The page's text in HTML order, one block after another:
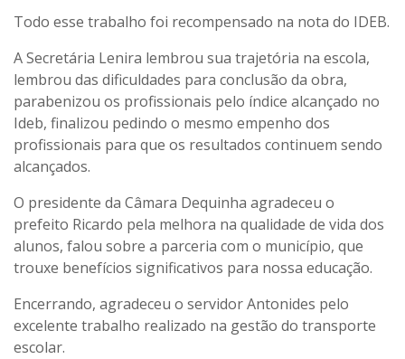
Todo esse trabalho foi recompensado na nota do IDEB.
A Secretária Lenira lembrou sua trajetória na escola,
lembrou das dificuldades para conclusão da obra,
parabenizou os profissionais pelo índice alcançado no
Ideb, finalizou pedindo o mesmo empenho dos
profissionais para que os resultados continuem sendo
alcançados.
O presidente da Câmara Dequinha agradeceu o
prefeito Ricardo pela melhora na qualidade de vida dos
alunos, falou sobre a parceria com o município, que
trouxe benefícios significativos para nossa educação.
Encerrando, agradeceu o servidor Antonides pelo
excelente trabalho realizado na gestão do transporte
escolar.